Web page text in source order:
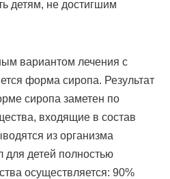
детям, не достигшим
вариантом лечения с
форма сиропа. Результат
сиропа заметен по
входящие в состав
из организма
для детей полностью
осуществляется: 90%